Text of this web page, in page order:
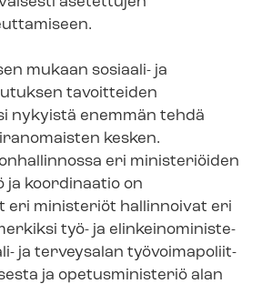
mukaan sosiaali- ja
tavoitteiden
nykyistä enemmän tehdä
kesken.
eri ministeriöiden
ja koordinaatio on
eri ministeriöt hallinnoivat eri
työ- ja elin­kei­no­mi­nis­te­
ja terveysalan työ­voi­ma­po­liit­
ja opetusministeriö alan